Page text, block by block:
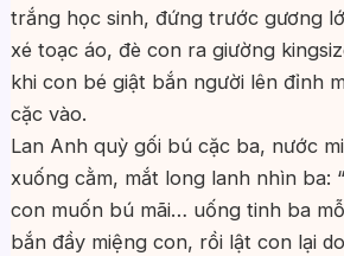
trắng học sinh, đứng trước gương
xé toạc áo, đè con ra giường
khi con bé giật bắn người lên đỉnh
cặc vào.
Lan Anh quỳ gối bú cặc ba, nước
xuống cằm, mắt long lanh nhìn ba:
con muốn bú mãi… uống tinh ba
bắn đầy miệng con, rồi lật con lại